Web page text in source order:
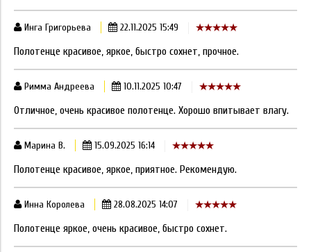
Инга Григорьева 22.11.2025 15:49
Полотенце красивое, яркое, быстро сохнет, прочное.
Римма Андреева 10.11.2025 10:47
Отличное, очень красивое полотенце. Хорошо впитывает влагу.
Марина В. 15.09.2025 16:14
Полотенце красивое, яркое, приятное. Рекомендую.
Инна Королева 28.08.2025 14:07
Полотенце яркое, очень красивое, быстро сохнет.